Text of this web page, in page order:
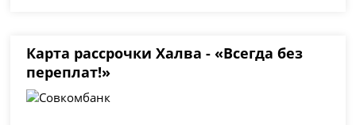
Карта рассрочки Халва - «Всегда без
переплат!»